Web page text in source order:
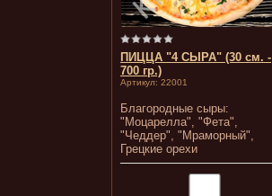
ПИЦЦА "4 СЫРА" (30 см. -
700 гр.)
Артикул: 22001
Благородные сыры:
"Моцарелла", "Фета",
"Чеддер", "Мраморный",
Грецкие орехи